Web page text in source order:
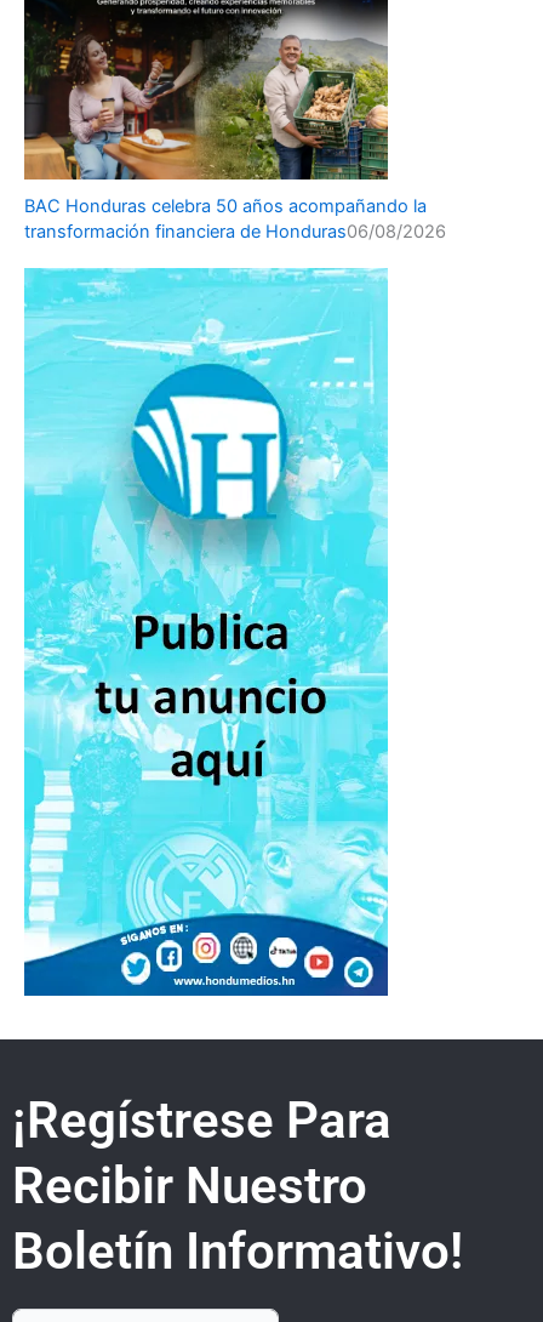
BAC Honduras celebra 50 años acompañando la
transformación financiera de Honduras06/08/2026
¡Regístrese Para
Recibir Nuestro
Boletín Informativo!